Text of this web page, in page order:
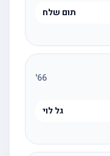
תום שלח
66
'
גל לוי